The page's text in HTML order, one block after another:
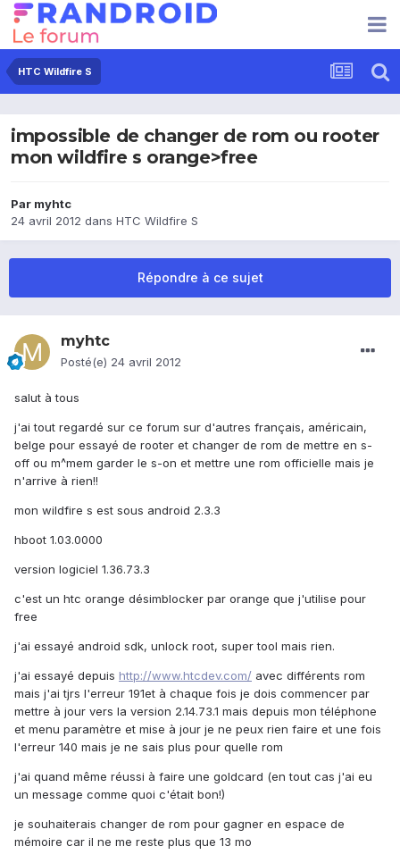
HTC Wildfire S
impossible de changer de rom ou rooter
mon wildfire s orange>free
Par myhtc
24 avril 2012 dans HTC Wildfire S
Répondre à ce sujet
myhtc
Posté(e) 24 avril 2012
salut à tous
j'ai tout regardé sur ce forum sur d'autres français, américain,
belge pour essayé de rooter et changer de rom de mettre en s-
off ou m^mem garder le s-on et mettre une rom officielle mais je
n'arrive à rien!!
mon wildfire s est sous android 2.3.3
hboot 1.03.0000
version logiciel 1.36.73.3
c'est un htc orange désimblocker par orange que j'utilise pour
free
j'ai essayé android sdk, unlock root, super tool mais rien.
j'ai essayé depuis http://www.htcdev.com/ avec différents rom
mais j'ai tjrs l'erreur 191et à chaque fois je dois commencer par
mettre à jour vers la version 2.14.73.1 mais depuis mon téléphone
et menu paramètre et mise à jour je ne peux rien faire et une fois
l'erreur 140 mais je ne sais plus pour quelle rom
j'ai quand même réussi à faire une goldcard (en tout cas j'ai eu
un message comme quoi c'était bon!)
je souhaiterais changer de rom pour gagner en espace de
mémoire car il ne me reste plus que 13 mo